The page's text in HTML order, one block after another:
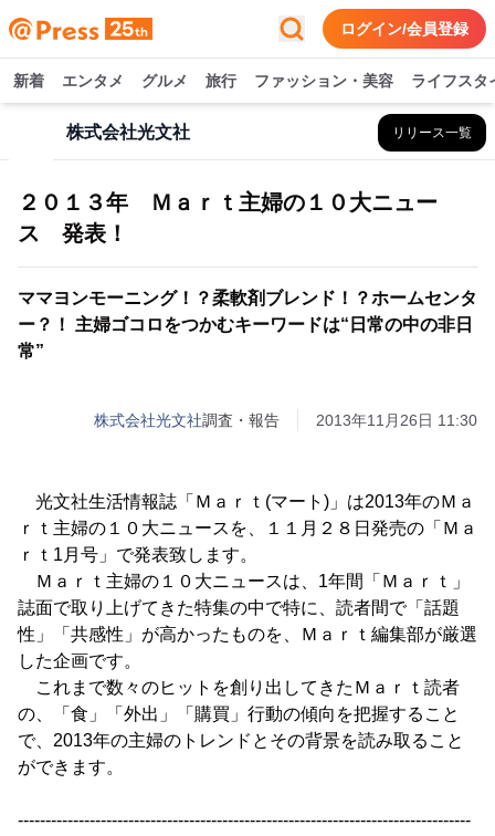
ログイン/会員登録
新着 エンタメ グルメ 旅行 ファッション・美容 ライフスタ
株式会社光文社 リリース一覧
２０１３年 Ｍａｒｔ主婦の１０大ニュー
ス 発表！
ママヨンモーニング！？柔軟剤ブレンド！？ホームセンタ
ー？！ 主婦ゴコロをつかむキーワードは“日常の中の非日
常”
株式会社光文社調査・報告 2013年11月26日 11:30
光文社生活情報誌「Ｍａｒｔ(マート)」は2013年のＭａ
ｒｔ主婦の１０大ニュースを、１１月２８日発売の「Ｍａ
ｒｔ1月号」で発表致します。
Ｍａｒｔ主婦の１０大ニュースは、1年間「Ｍａｒｔ」
誌面で取り上げてきた特集の中で特に、読者間で「話題
性」「共感性」が高かったものを、Ｍａｒｔ編集部が厳選
した企画です。
これまで数々のヒットを創り出してきたＭａｒｔ読者
の、「食」「外出」「購買」行動の傾向を把握すること
で、2013年の主婦のトレンドとその背景を読み取ること
ができます。
----------------------------------------------------------------------------------